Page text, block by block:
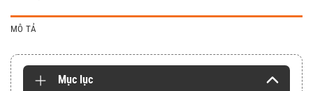
MÔ TẢ
Mục lục